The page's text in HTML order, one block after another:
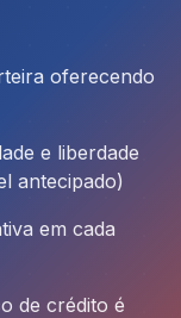
oferecendo
e liberdade
antecipado)
em cada
de crédito é